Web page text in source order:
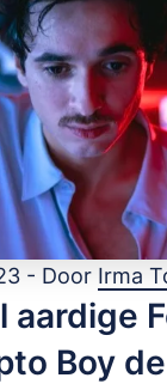
- Door Irma
aardige
Boy